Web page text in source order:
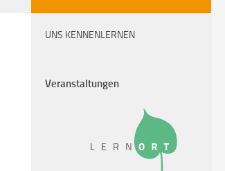
UNS KENNENLERNEN
Veranstaltungen